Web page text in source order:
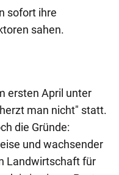
sofort ihre
sahen.
ersten April unter
man nicht" statt.
die Gründe:
und wachsender
Landwirtschaft für